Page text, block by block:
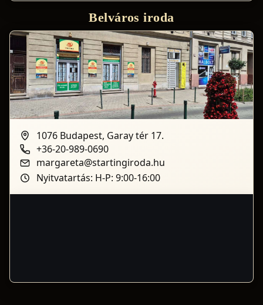
Belváros iroda
1076 Budapest, Garay tér 17.
+36-20-989-0690
margareta@startingiroda.hu
Nyitvatartás: H-P: 9:00-16:00